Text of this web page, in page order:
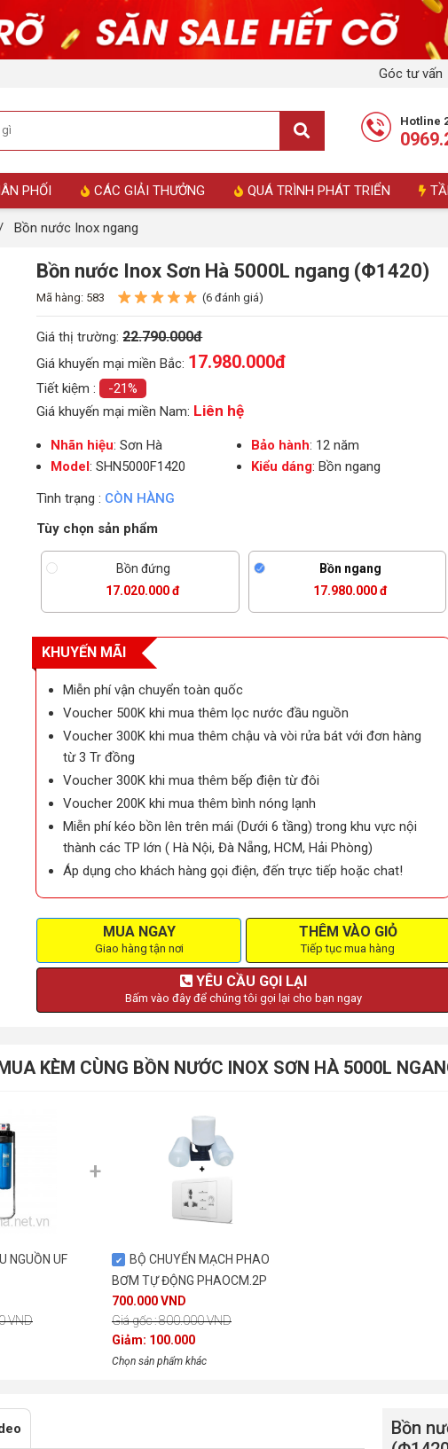
Góc tư vấn
Hotline
PHỐI CÁC GIẢI THƯỞNG QUÁ TRÌNH PHÁT TRIỂN
Bồn nước Inox ngang
Bồn nước Inox Sơn Hà 5000L ngang (Φ1420)
Mã hàng: 583 (6 đánh giá)
Giá thị trường:22.790.000đ
Giá khuyến mại miền Bắc: 17.980.000đ
Tiết kiệm :
-21%
Giá khuyến mại miền Nam: Liên hệ
Nhãn hiệu: Sơn Hà Bảo hành: 12 năm
Model: SHN5000F1420 Kiểu dáng: Bồn ngang
Tình trạng : CÒN HÀNG
Tùy chọn sản phẩm
Bồn đứng
17.020.000 đ
Bồn ngang
17.980.000 đ
KHUYẾN MÃI
Miễn phí vận chuyển toàn quốc
Voucher 500K khi mua thêm lọc nước đầu nguồn
Voucher 300K khi mua thêm chậu và vòi rửa bát với đơn hàng
từ 3 Tr đồng
Voucher 300K khi mua thêm bếp điện từ đôi
Voucher 200K khi mua thêm bình nóng lạnh
Miễn phí kéo bồn lên trên mái (Dưới 6 tầng) trong khu vực nội
thành các TP lớn ( Hà Nội, Đà Nẵng, HCM, Hải Phòng)
Áp dụng cho khách hàng gọi điện, đến trực tiếp hoặc chat!
MUA NGAY
Giao hàng tận nơi
THÊM VÀO GIỎ
Tiếp tục mua hàng
YÊU CẦU GỌI LẠI
Bấm vào đây để chúng tôi gọi lại cho bạn ngay
KÈM CÙNG BỒN NƯỚC INOX SƠN HÀ 5000L
NGUỒN UF
VND
BỘ CHUYỂN MẠCH PHAO
BƠM TỰ ĐỘNG PHAOCM.2P
700.000 VND
Giá gốc : 800.000 VND
Giảm: 100.000
Chọn sản phẩm khác
Bồn